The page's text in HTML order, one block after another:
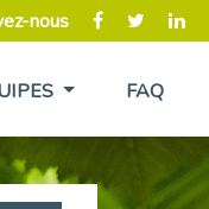
nous
FAQ